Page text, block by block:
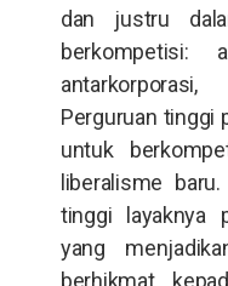
dan justru
berkompetisi:
Perguruan tinggi
untuk
liberalisme
tinggi layaknya
yang
berhikmat